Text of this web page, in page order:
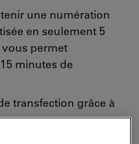
une numération
en seulement 5
permet
minutes de
transfection grâce à